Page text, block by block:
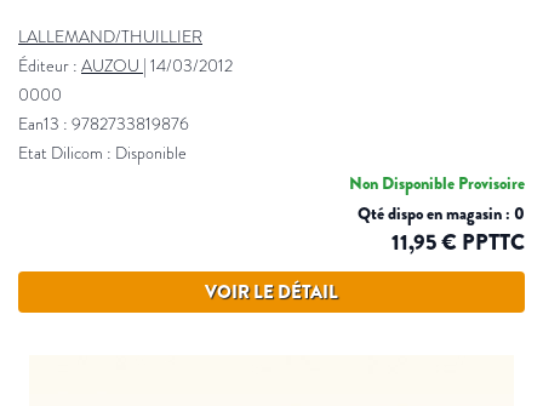
LALLEMAND/THUILLIER
Éditeur : AUZOU | 14/03/2012
0000
Ean13 : 9782733819876
Etat Dilicom : Disponible
Non Disponible Provisoire
Qté dispo en magasin : 0
11,95 € PPTTC
VOIR LE DÉTAIL